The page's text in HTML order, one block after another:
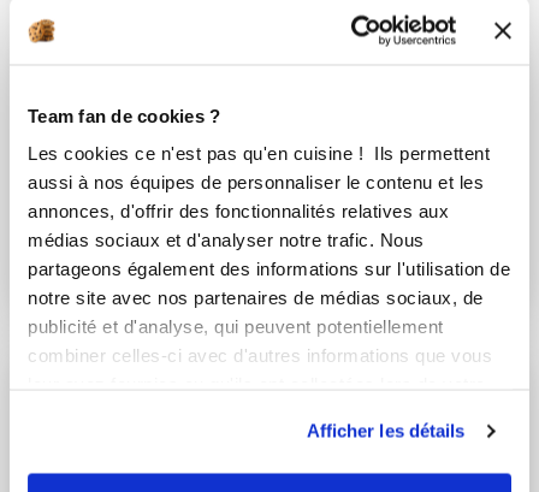
Team fan de cookies ?
Les cookies ce n'est pas qu'en cuisine ! Ils permettent
aussi à nos équipes de personnaliser le contenu et les
annonces, d'offrir des fonctionnalités relatives aux
médias sociaux et d'analyser notre trafic. Nous
partageons également des informations sur l'utilisation de
notre site avec nos partenaires de médias sociaux, de
publicité et d'analyse, qui peuvent potentiellement
combiner celles-ci avec d'autres informations que vous
Afficher les détails
Chef Laurent Deregnaucourt
Chef Guy Demarle
Bûche de Noël au café
Très bon
30min 3 463